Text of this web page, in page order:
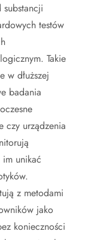
testów
Takie
w dłuższej
badania
czy urządzenia
unikać
z metodami
jako
konieczności